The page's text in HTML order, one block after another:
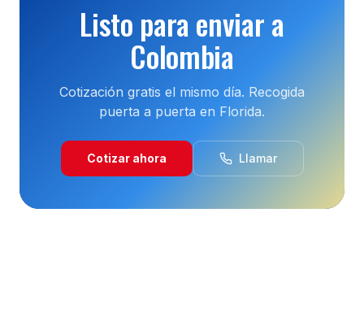
Listo para enviar a
Colombia
Cotización gratis el mismo día. Recogida
puerta a puerta en Florida.
Cotizar ahora Llamar